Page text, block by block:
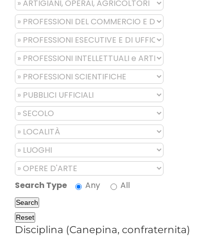
Search Type Any All
Search
Reset
Disciplina (Canepina, confraternita)